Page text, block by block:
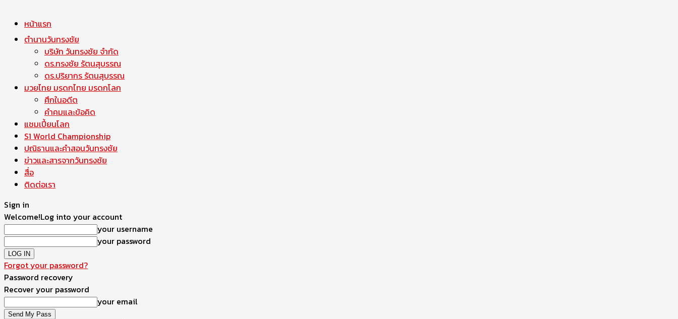
หน้าแรก
ตำนานวันทรงชัย
บริษัท วันทรงชัย จำกัด
ดร.ทรงชัย รัตนสุบรรณ
ดร.ปริยากร รัตนสุบรรณ
มวยไทย มรดกไทย มรดกโลก
ศึกในอดีต
คำคมและข้อคิด
แชมเปี้ยนโลก
S1 World Championship
ปณิธานและคำสอนวันทรงชัย
ข่าวและสารจากวันทรงชัย
สื่อ
ติดต่อเรา
Sign in
Welcome!Log into your account
your username
your password
Forgot your password?
Password recovery
Recover your password
your email